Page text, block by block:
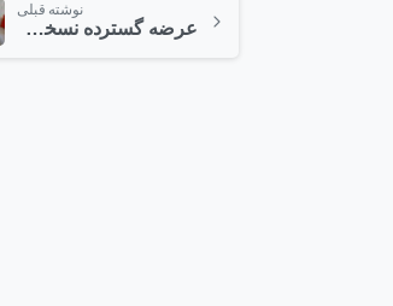
نوشته قبلی
عرضه گسترده نسخه های آلوده بازی پوکمن گو